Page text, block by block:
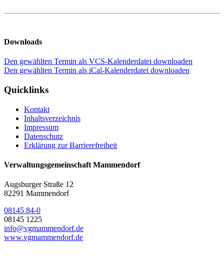
Downloads
Den gewählten Termin als VCS-Kalenderdatei downloaden
Den gewählten Termin als iCal-Kalenderdatei downloaden
Quicklinks
Kontakt
Inhaltsverzeichnis
Impressum
Datenschutz
Erklärung zur Barrierefreiheit
Verwaltungsgemeinschaft Mammendorf
Augsburger Straße 12
82291 Mammendorf
08145 84-0
08145 1225
info@vgmammendorf.de
www.vgmammendorf.de